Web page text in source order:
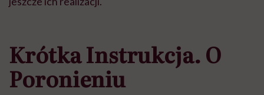
Krótka Instrukcja. O
Poronieniu